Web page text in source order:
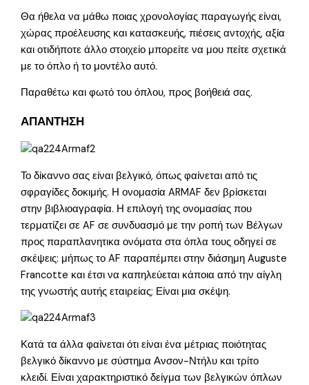
Θα ήθελα να μάθω ποιας χρονολογίας παραγωγής είναι,
χώρας προέλευσης και κατασκευής, πιέσεις αντοχής, αξία
και οτιδήποτε άλλο στοιχείο μπορείτε να μου πείτε σχετικά
με το όπλο ή το μοντέλο αυτό.
Παραθέτω και φωτό του όπλου, προς βοήθειά σας.
ΑΠΑΝΤΗΣΗ
Το δίκαννο σας είναι βελγικό, όπως φαίνεται από τις
σφραγίδες δοκιμής. Η ονομασία ARMAF δεν βρίσκεται
στην βιβλιοαγραφία. Η επιλογή της ονομασίας που
τερματίζει σε AF σε συνδυασμό με την ροπή των Βέλγων
προς παραπλανητικα ονόματα στα όπλα τους οδηγεί σε
σκέψεις: μήπως το AF παραπέμπει στην διάσημη Auguste
Francotte και έτσι να καπηλεύεται κάποια από την αίγλη
της γνωστής αυτής εταιρείας; Είναι μια σκέψη.
Κατά τα άλλα φαίνεται ότι είναι ένα μέτριας ποιότητας
βελγικό δίκαννο με σύστημα Ανσον-Ντήλυ και τρίτο
κλειδί. Είναι χαρακτηριστικό δείγμα των βελγικών όπλων